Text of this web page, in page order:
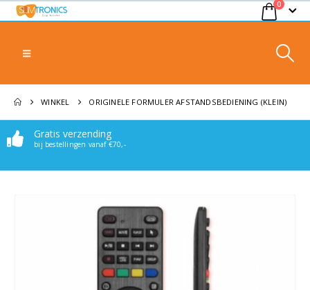
0
WINKEL ORIGINELE FORMULER AFSTANDSBEDIENING (KLEIN)
Gratis verzending
bij bestellingen vanaf €70,-